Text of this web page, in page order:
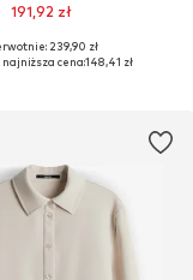
191,92 zł
rozmiary: S, M, L, XL
239,90 zł
cena:148,41 zł